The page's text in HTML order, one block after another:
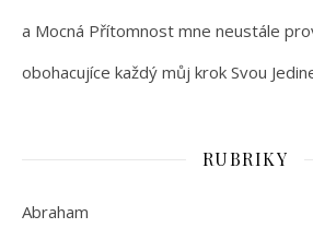
a Mocná Přítomnost mne neustále
obohacujíce každý můj krok Svou
RUBRIKY
Abraham